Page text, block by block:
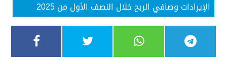
الإيرادات وصافي الربح خلال النصف الأول من 2025